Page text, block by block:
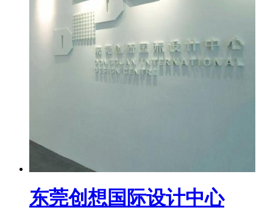
东莞创想国际设计中心